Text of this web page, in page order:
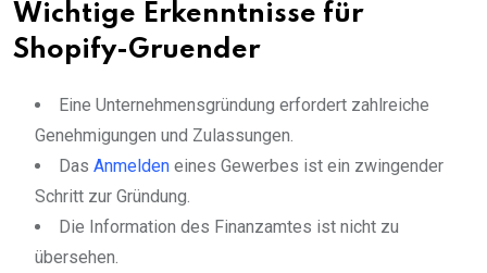
Wichtige Erkenntnisse für
Shopify-Gruender
Eine Unternehmensgründung erfordert zahlreiche
Genehmigungen und Zulassungen.
Das Anmelden eines Gewerbes ist ein zwingender
Schritt zur Gründung.
Die Information des Finanzamtes ist nicht zu
übersehen.